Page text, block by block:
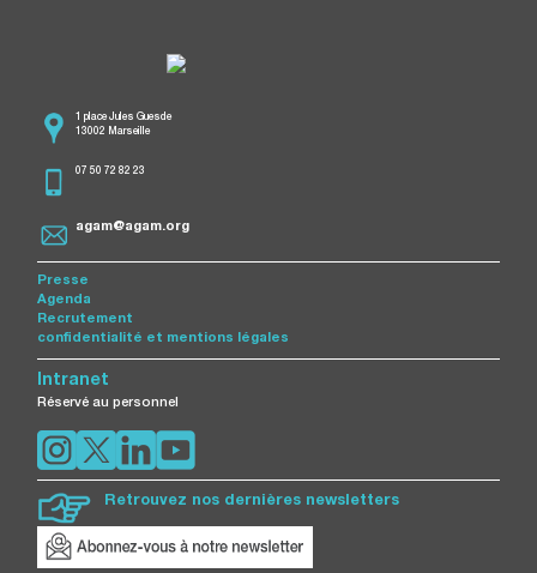
1 place Jules Guesde
13002 Marseille
07 50 72 82 23
agam@agam.org
Presse
Agenda
Recrutement
confidentialité et mentions légales
Intranet
Réservé au personnel
Retrouvez nos dernières newsletters